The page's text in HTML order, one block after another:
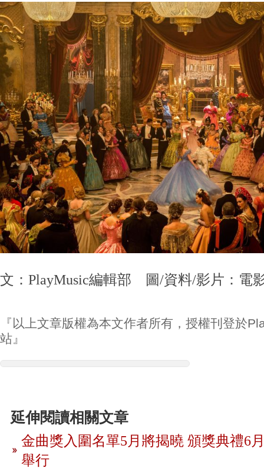
文：PlayMusic編輯部 圖/資料/影片：電
『以上文章版權為本文作者所有，授權刊登於
站』
延伸閱讀相關文章
金曲獎入圍名單5月將揭曉 頒獎典禮6
舉行